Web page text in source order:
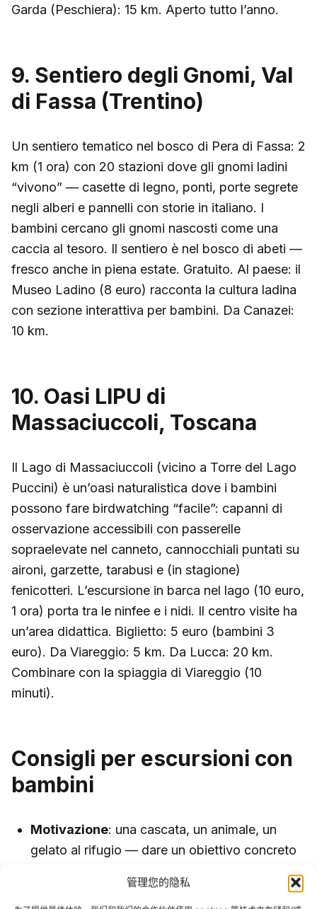
管理您的隐私
Garda (Peschiera): 15 km. Aperto tutto l’anno.
9. Sentiero degli Gnomi, Val
di Fassa (Trentino)
Un sentiero tematico nel bosco di Pera di Fassa: 2
km (1 ora) con 20 stazioni dove gli gnomi ladini
“vivono” — casette di legno, ponti, porte segrete
negli alberi e pannelli con storie in italiano. I
bambini cercano gli gnomi nascosti come una
caccia al tesoro. Il sentiero è nel bosco di abeti —
fresco anche in piena estate. Gratuito. Al paese: il
Museo Ladino (8 euro) racconta la cultura ladina
con sezione interattiva per bambini. Da Canazei:
10 km.
10. Oasi LIPU di
Massaciuccoli, Toscana
Il Lago di Massaciuccoli (vicino a Torre del Lago
Puccini) è un’oasi naturalistica dove i bambini
possono fare birdwatching “facile”: capanni di
osservazione accessibili con passerelle
sopraelevate nel canneto, cannocchiali puntati su
aironi, garzette, tarabusi e (in stagione)
fenicotteri. L’escursione in barca nel lago (10 euro,
1 ora) porta tra le ninfee e i nidi. Il centro visite ha
un’area didattica. Biglietto: 5 euro (bambini 3
euro). Da Viareggio: 5 km. Da Lucca: 20 km.
Combinare con la spiaggia di Viareggio (10
minuti).
Consigli per escursioni con
bambini
Motivazione: una cascata, un animale, un
gelato al rifugio — dare un obiettivo concreto